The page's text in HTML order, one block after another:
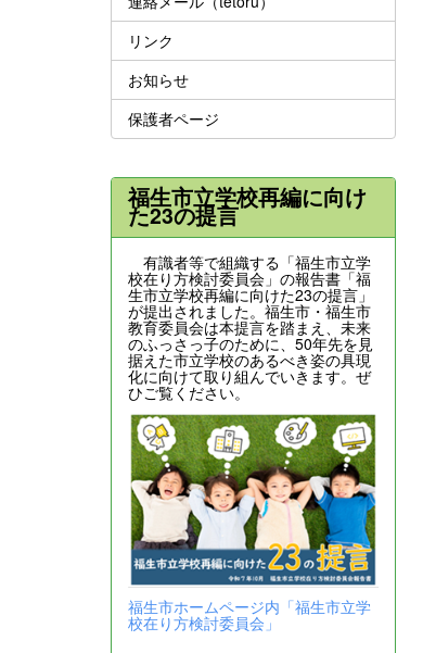
リンク
お知らせ
保護者ページ
福生市立学校再編に向け
た23の提言
有識者等で組織する「福生市立学
校在り方検討委員会」の報告書「福
生市立学校再編に向けた23の提言」
が提出されました。福生市・福生市
教育委員会は本提言を踏まえ、未来
のふっさっ子のために、50年先を見
据えた市立学校のあるべき姿の具現
化に向けて取り組んでいきます。ぜ
ひご覧ください。
福生市ホームページ内「福生市立学
校在り方検討委員会」